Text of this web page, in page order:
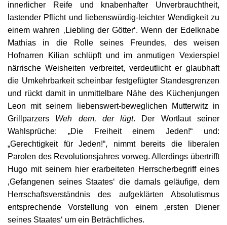
innerlicher Reife und knabenhafter Unverbrauchtheit,
lastender Pflicht und liebenswürdig-leichter Wendigkeit zu
einem wahren ‚Liebling der Götter‘. Wenn der Edelknabe
Mathias in die Rolle seines Freundes, des weisen
Hofnarren Kilian schlüpft und im anmutigen Vexierspiel
närrische Weisheiten verbreitet, verdeutlicht er glaubhaft
die Umkehrbarkeit scheinbar festgefügter Standesgrenzen
und rückt damit in unmittelbare Nähe des Küchenjungen
Leon mit seinem liebenswert-beweglichen Mutterwitz in
Grillparzers Weh dem, der lügt. Der Wortlaut seiner
Wahlsprüche: „Die Freiheit einem Jeden!“ und:
„Gerechtigkeit für Jeden!“,
nimmt bereits die liberalen
Parolen des Revolutionsjahres vorweg. Allerdings übertrifft
Hugo mit seinem hier erarbeiteten Herrscherbegriff eines
‚Gefangenen seines Staates‘ die damals geläufige, dem
Herrschaftsverständnis des aufgeklärten Absolutismus
entsprechende Vorstellung von einem ‚ersten Diener
seines Staates‘ um ein Beträchtliches.